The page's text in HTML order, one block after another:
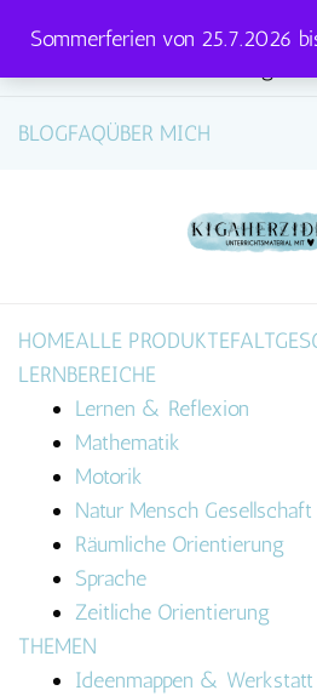
Sommerferien von 25.7.2026
Versandtage für Pakete
BLOGFAQÜBER MICH
HOMEALLE PRODUKTE
LERNBEREICHE
Lernen & Reflexion
Mathematik
Motorik
Natur Mensch Gesellschaft
Räumliche Orientierung
Sprache
Zeitliche Orientierung
THEMEN
Ideenmappen & Werkstatt